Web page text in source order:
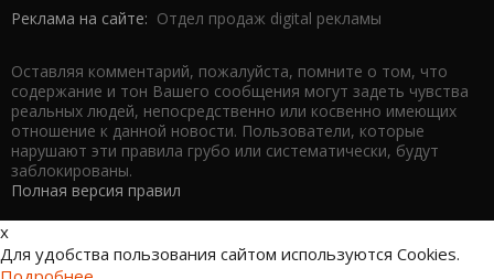
Реклама на сайте: Отдел продаж digital рекламы
Оставляя комментарий, пожалуйста, помните о том, что
содержание и тон Вашего сообщения могут задеть чувства
реальных людей, непосредственно или косвенно имеющих
отношение к данной новости. Пользователи, которые
нарушают эти правила грубо или систематически, будут
заблокированы.
Полная версия правил
x
Для удобства пользования сайтом используются Cookies.